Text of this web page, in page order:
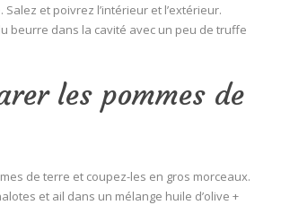
et poivrez l’intérieur et l’extérieur.
beurre dans la cavité avec un peu de truffe
les pommes de
de terre et coupez-les en gros morceaux.
et ail dans un mélange huile d’olive +